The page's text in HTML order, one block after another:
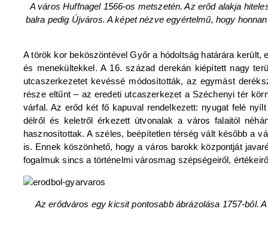
A város Huffnagel 1566-os metszetén. Az erőd alakja
balra pedig Újváros. A képet nézve egyértelmű, hogy
A török kor beköszöntével Győr a hódoltság határára
és menekültekkel. A 16. század derekán kiépített nagy
utcaszerkezetet kevéssé módosították, az egymást
része eltűnt – az eredeti utcaszerkezet a Széchenyi tér
várfal. Az erőd két fő kapuval rendelkezett: nyugat felé
délről és keletről érkezett útvonalak a város falaitól
hasznosítottak. A széles, beépítetlen térség vált később a
is. Ennek köszönhető, hogy a város barokk központját
fogalmuk sincs a történelmi városmag szépségeiről,
Az erődváros egy kicsit pontosabb ábrázolása 1757-ből.